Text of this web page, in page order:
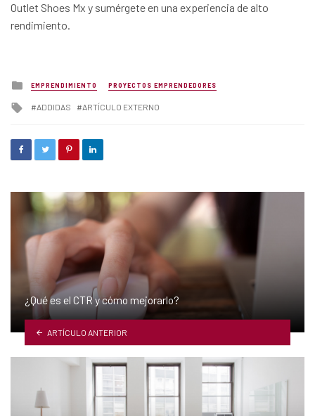
Outlet Shoes Mx y sumérgete en una experiencia de alto
rendimiento.
Posted
in
EMPRENDIMIENTO PROYECTOS EMPRENDEDORES
Tagged
ADDIDAS ARTÍCULO EXTERNO
¿Qué es el CTR y cómo mejorarlo?
ARTÍCULO ANTERIOR